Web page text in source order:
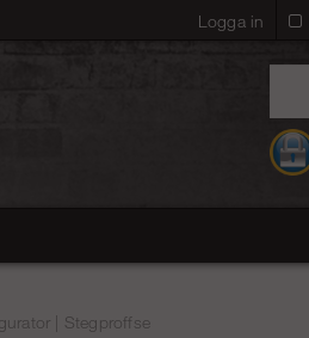
Logga in
| Stegproffse